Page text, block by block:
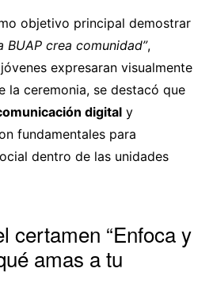
objetivo principal demostrar
BUAP crea comunidad”,
expresaran visualmente
la ceremonia, se destacó que
digitaly
fundamentales para
dentro de las unidades
certamen “Enfoca y
amas a tu